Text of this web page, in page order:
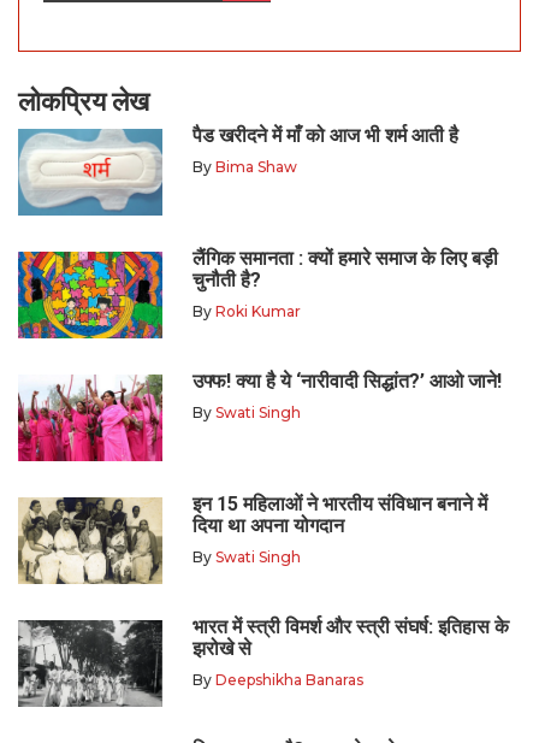
लोकप्रिय लेख
पैड खरीदने में माँ को आज भी शर्म आती है
By Bima Shaw
लैंगिक समानता : क्यों हमारे समाज के लिए बड़ी
चुनौती है?
By Roki Kumar
उफ्फ! क्या है ये ‘नारीवादी सिद्धांत?’ आओ जाने!
By Swati Singh
इन 15 महिलाओं ने भारतीय संविधान बनाने में
दिया था अपना योगदान
By Swati Singh
भारत में स्त्री विमर्श और स्त्री संघर्ष: इतिहास के
झरोखे से
By Deepshikha Banaras